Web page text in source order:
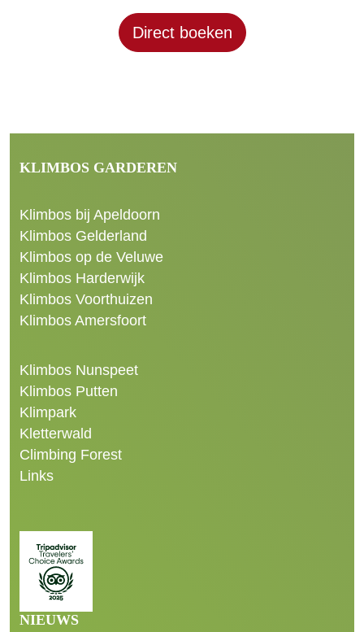
Direct boeken
KLIMBOS GARDEREN
Klimbos bij Apeldoorn
Klimbos Gelderland
Klimbos op de Veluwe
Klimbos Harderwijk
Klimbos Voorthuizen
Klimbos Amersfoort
Klimbos Nunspeet
Klimbos Putten
Klimpark
Kletterwald
Climbing Forest
Links
NIEUWS